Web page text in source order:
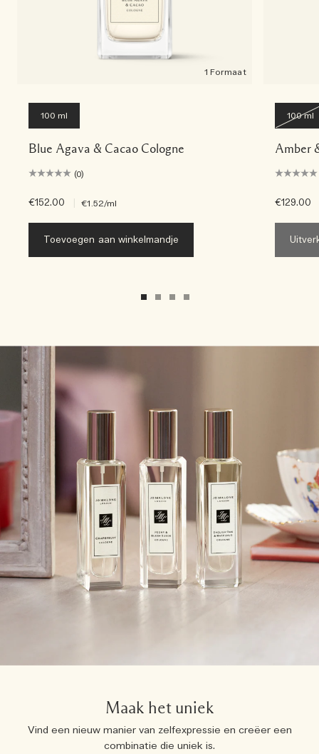
1 Formaat
100 ml
Blue Agava & Cacao Cologne
(0)
€152.00 €1.52/ml
Toevoegen aan winkelmandje
100 ml
Amber
€129.00
Maak het uniek
Vind een nieuw manier van zelfexpressie en creëer een
combinatie die uniek is.